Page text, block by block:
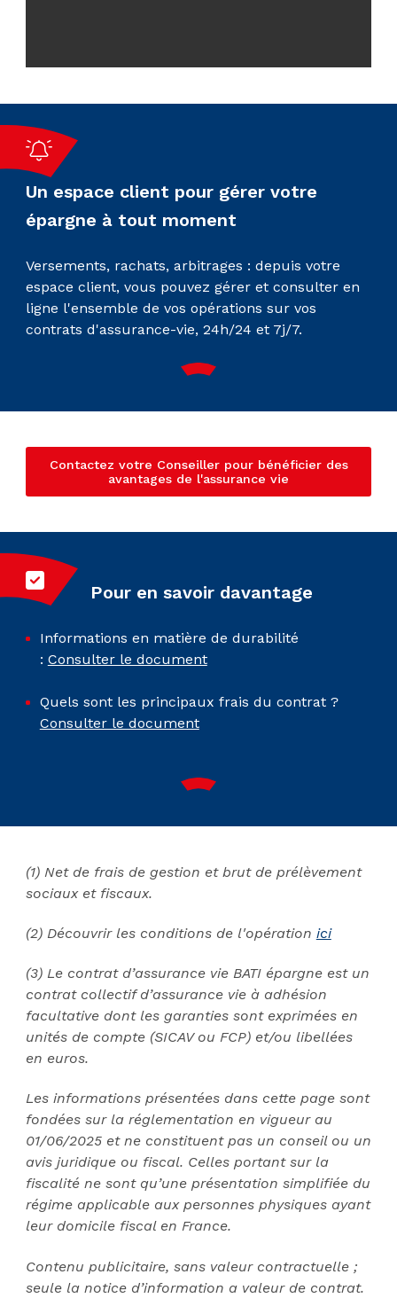
Un espace client pour gérer votre
épargne à tout moment
Versements, rachats, arbitrages : depuis votre
espace client, vous pouvez gérer et consulter en
ligne l'ensemble de vos opérations sur vos
contrats d'assurance-vie, 24h/24 et 7j/7.
Contactez votre Conseiller pour bénéficier des
avantages de l'assurance vie
Pour en savoir davantage
Informations en matière de durabilité
: Consulter le document
Quels sont les principaux frais du contrat ?
Consulter le document
(1) Net de frais de gestion et brut de prélèvement
sociaux et fiscaux.
(2) Découvrir les conditions de l'opération ici
(3) Le contrat d’assurance vie BATI épargne est un
contrat collectif d’assurance vie à adhésion
facultative dont les garanties sont exprimées en
unités de compte (SICAV ou FCP) et/ou libellées
en euros.
Les informations présentées dans cette page sont
fondées sur la réglementation en vigueur au
01/06/2025 et ne constituent pas un conseil ou un
avis juridique ou fiscal. Celles portant sur la
fiscalité ne sont qu’une présentation simplifiée du
régime applicable aux personnes physiques ayant
leur domicile fiscal en France.
Contenu publicitaire, sans valeur contractuelle ;
seule la notice d’information a valeur de contrat.